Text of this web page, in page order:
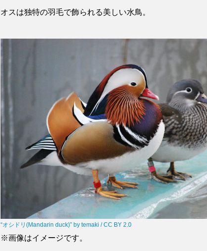
オスは独特の羽毛で飾られる美しい水鳥。
“オシドリ(Mandarin duck)” by temaki / CC BY 2.0
※画像はイメージです。